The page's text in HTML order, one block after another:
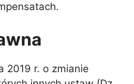
2019 r. o zmianie